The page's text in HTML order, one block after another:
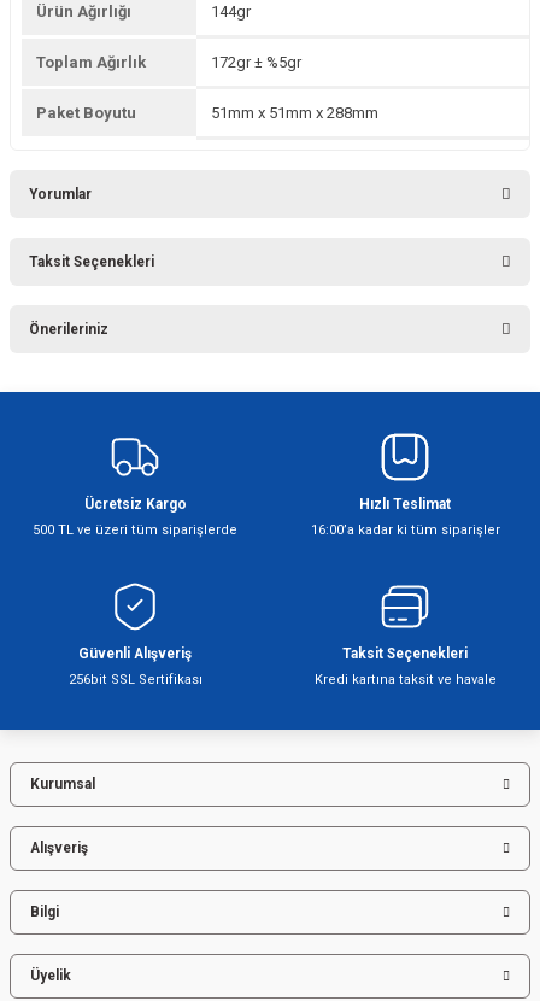
Ürün Ağırlığı 144gr
Toplam Ağırlık 172gr ± %5gr
Paket Boyutu 51mm x 51mm x 288mm
Yorumlar
Taksit Seçenekleri
Önerileriniz
Görüş ve önerileriniz için teşekkür ederiz.
Ürün resmi kalitesiz, bozuk veya görüntülenemiyor.
Ürün bilgilerinde hatalar bulunuyor.
Ürün fiyatı diğer sitelerden daha pahalı.
Bu ürüne benzer farklı alternatifler olmalı.
Gönder
Ücretsiz Kargo
500 TL ve üzeri tüm siparişlerde
Hızlı Teslimat
16:00’a kadar ki tüm siparişler
Güvenli Alışveriş
256bit SSL Sertifikası
Taksit Seçenekleri
Kredi kartına taksit ve havale
Kurumsal
Alışveriş
Bilgi
Üyelik